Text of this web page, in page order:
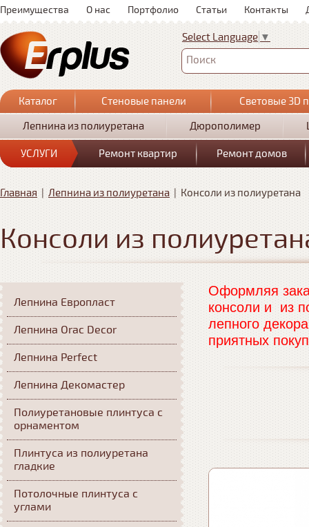
Преимущества О нас Портфолио Статьи Контакты
Select Language ▼
Поиск
Каталог Стеновые панели
Световые 3D
Лепнина из полиуретана
Дюрополимер
УСЛУГИ Ремонт квартир Ремонт домов
Главная | Лепнина из полиуретана | Консоли из полиуретана
Консоли из
Оформляя
консоли и из
лепного
приятных
Лепнина Европласт
Лепнина Orac Decor
Лепнина Perfect
Лепнина Декомастер
Полиуретановые плинтуса с
орнаментом
Плинтуса из полиуретана
гладкие
Потолочные плинтуса с
углами